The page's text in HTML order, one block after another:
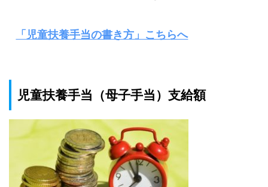
「児童扶養手当の書き方」こちらへ
児童扶養手当（母子手当）支給額